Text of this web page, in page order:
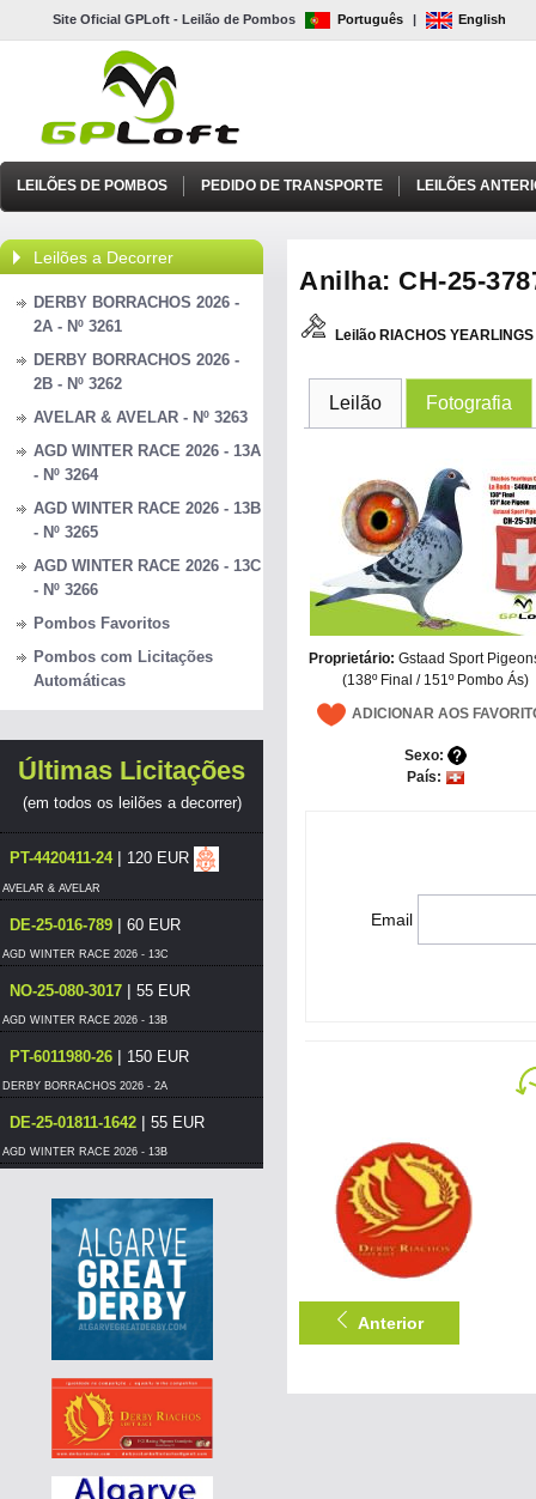
Site Oficial GPLoft - Leilão de Pombos Português | English
LEILÕES DE POMBOS PEDIDO DE TRANSPORTE LEILÕES
Leilões a Decorrer
DERBY BORRACHOS 2026 -
2A - Nº 3261
DERBY BORRACHOS 2026 -
2B - Nº 3262
AVELAR & AVELAR - Nº 3263
AGD WINTER RACE 2026 - 13A
- Nº 3264
AGD WINTER RACE 2026 - 13B
- Nº 3265
AGD WINTER RACE 2026 - 13C
- Nº 3266
Pombos Favoritos
Pombos com Licitações
Automáticas
Últimas Licitações
(em todos os leilões a decorrer)
PT-4420411-24| 120 EUR
AVELAR & AVELAR
DE-25-016-789 | 60 EUR
AGD WINTER RACE 2026 - 13C
NO-25-080-3017 | 55 EUR
AGD WINTER RACE 2026 - 13B
PT-6011980-26 | 150 EUR
DERBY BORRACHOS 2026 - 2A
DE-25-01811-1642 | 55 EUR
AGD WINTER RACE 2026 - 13B
DERBY BORRACHOS 2026 - 2B
PT-6014577-26|100 EUR
DERBY BORRACHOS 2026 - 2B
PT-6014577-26|95 EUR
PT-6011980-26|130 EUR
DERBY BORRACHOS 2026 - 2A
PT-6250902-26|60 EUR
DERBY BORRACHOS 2026 - 2A
Anilha: CH-25-
Leilão RIACHOS
Leilão Fotografia
Proprietário:Gstaad Sport
(138º Final / 151º Pombo Ás)
ADICIONAR AOS
Sexo:
País:
Email
Anterior